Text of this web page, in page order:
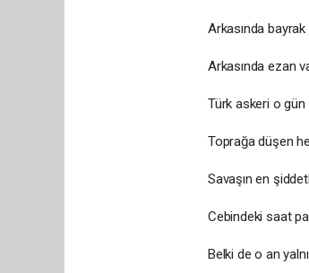
Arkasında bayrak
Arkasında ezan
Türk askeri o gün
Toprağa düşen her
Savaşın en şiddetli
Cebindeki saat
Belki de o an yalnız